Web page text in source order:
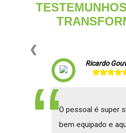
❮
Ricardo
O pessoal é super
bem equipado e